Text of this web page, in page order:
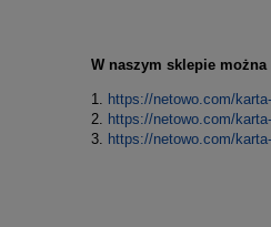
W naszym sklepie
1. https://netowo.com/
2.
https://netowo.com/
3.
https://netowo.com/